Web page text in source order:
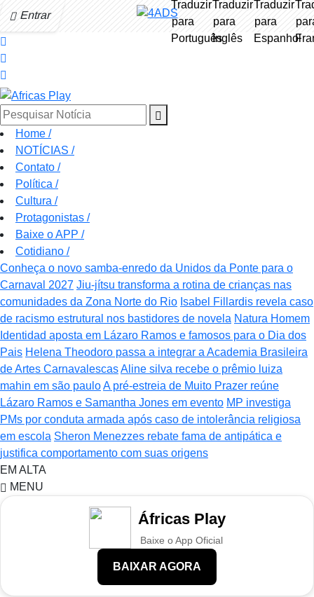
Entrar
Pesquisar Notícia
Home /
NOTÍCIAS /
Contato /
Política /
Cultura /
Protagonistas /
Baixe o APP /
Cotidiano /
Conheça o novo samba-enredo da Unidos da Ponte para o
Carnaval 2027 Jiu-jítsu transforma a rotina de crianças nas
comunidades da Zona Norte do Rio Isabel Fillardis revela caso
de racismo estrutural nos bastidores de novela Natura Homem
Identidad aposta em Lázaro Ramos e famosos para o Dia dos
Pais Helena Theodoro passa a integrar a Academia Brasileira
de Artes CarnavalescasAline silva recebe o prêmio luiza
mahin em são pauloA pré-estreia de Muito Prazer reúne
Lázaro Ramos e Samantha Jones em evento MP investiga
PMs por conduta armada após caso de intolerância religiosa
em escola Sheron Menezzes rebate fama de antipática e
justifica comportamento com suas origens
EM ALTA
MENU
Áfricas Play
Baixe o App Oficial
BAIXAR AGORA